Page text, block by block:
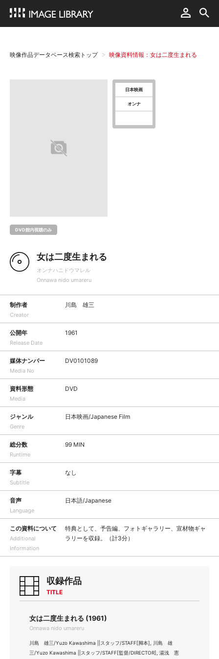
映像作品データベース検索トップ 映像資料情報：女は二度生まれる
DVD館内視聴のみ
日本映画
オンナ
女は二度生まれる
オンナハニドウマレル
Onnawa nido umareru
制作者
Creator
川島 雄三
公開年
Release Date
1961
媒体ナンバー
Media No
DV0101089
資料形態
Media
DVD
ジャンル
Genre
日本映画/Japanese Film
総分数
Runtime
99 MIN
字幕
Subtitle
なし
音声
Language
日本語/Japanese
この資料について
Additional
Information
特典として、予告編、フォトギャラリー、宣材物ギャ
ラリーを収録。（計3分）
収録作品
TITLE
女は二度生まれる (1961)
Onnawa nido umareru
川島 雄三/Yuzo Kawashima ||スタッフ/STAFF[脚本], 川島 雄
三/Yuzo Kawashima ||スタッフ/STAFF[監督/DIRECTOR], 湯浅 憲